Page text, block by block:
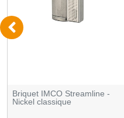
Briquet IMCO Streamline -
Nickel classique